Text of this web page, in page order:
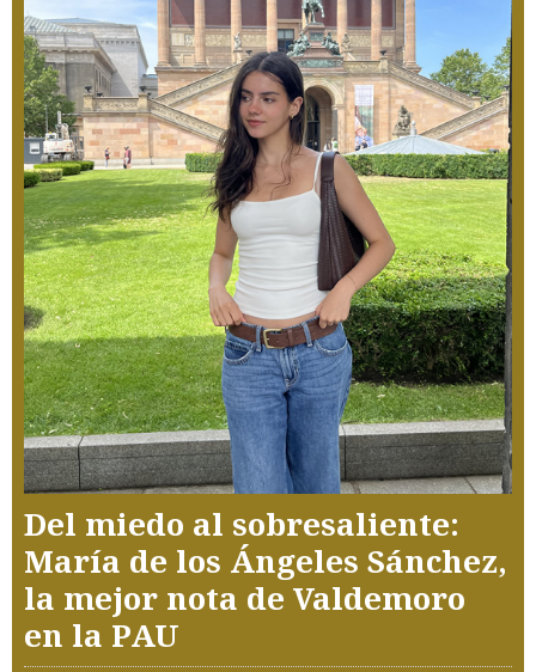
Del miedo al sobresaliente:
María de los Ángeles Sánchez,
la mejor nota de Valdemoro
en la PAU